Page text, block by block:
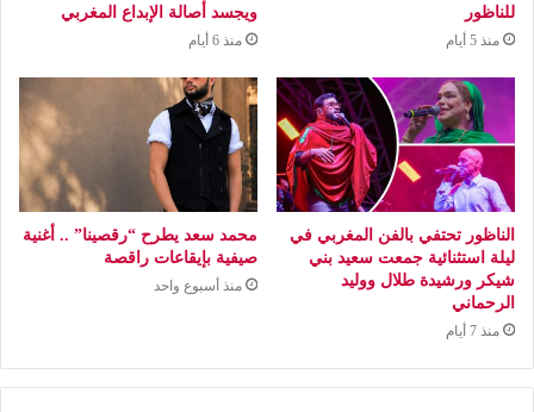
للناظور
منذ 5 أيام
ويجسد أصالة الإبداع المغربي
منذ 6 أيام
الناظور تحتفي بالفن المغربي في
ليلة استثنائية جمعت سعيد بني
شيكر ورشيدة طلال ووليد
الرحماني
منذ 7 أيام
محمد سعد يطرح “رقصينا” .. أغنية
صيفية بإيقاعات راقصة
منذ أسبوع واحد